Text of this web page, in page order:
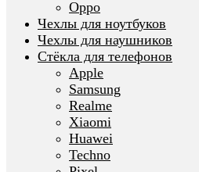
Oppo
Чехлы для ноутбуков
Чехлы для наушников
Стёкла для телефонов
Apple
Samsung
Realme
Xiaomi
Huawei
Techno